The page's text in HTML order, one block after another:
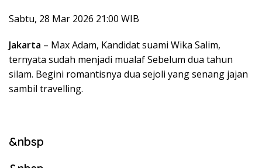
Sabtu, 28 Mar 2026 21:00 WIB
Jakarta – Max Adam, Kandidat suami Wika Salim,
ternyata sudah menjadi mualaf Sebelum dua tahun
silam. Begini romantisnya dua sejoli yang senang jajan
sambil travelling.
&nbsp